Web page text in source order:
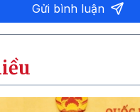
Gửi bình luận